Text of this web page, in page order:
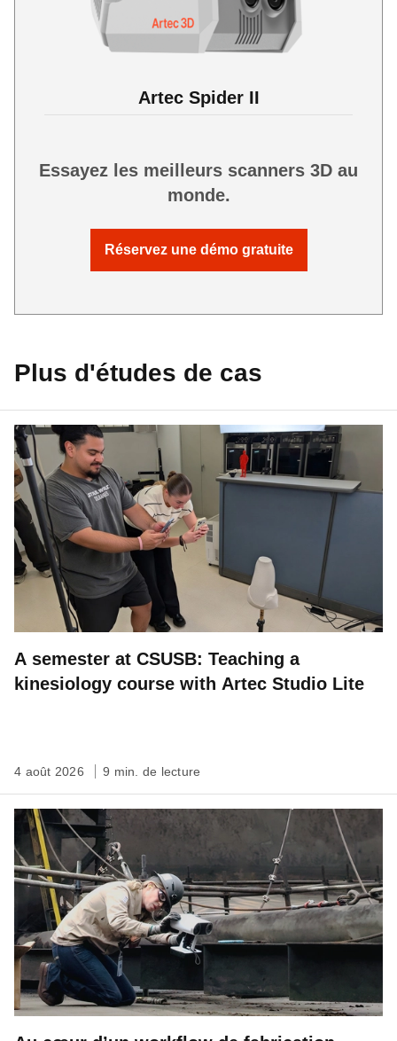
Artec Spider II
Essayez les meilleurs scanners 3D au
monde.
Réservez une démo gratuite
Plus d'études de cas
A semester at CSUSB: Teaching a
kinesiology course with Artec Studio Lite
4 août 2026 9 min. de lecture